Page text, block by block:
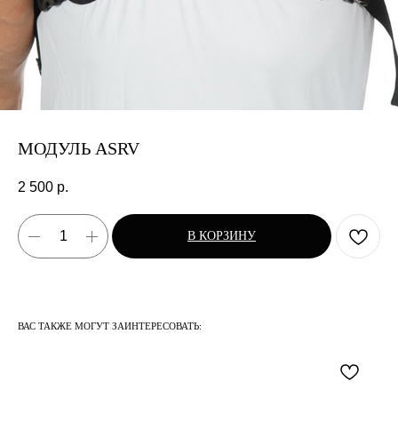
МОДУЛЬ ASRV
2 500 р.
В КОРЗИНУ
ВАС ТАКЖЕ МОГУТ ЗАИНТЕРЕСОВАТЬ: